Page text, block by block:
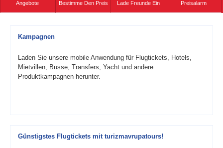
Angebote Bestimme Den Preis Lade Freunde Ein Preisalarm
Kampagnen
Laden Sie unsere mobile Anwendung für Flugtickets, Hotels,
Mietvillen, Busse, Transfers, Yacht und andere
Produktkampagnen herunter.
Günstigstes Flugtickets mit turizmavrupatours!